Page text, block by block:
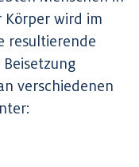
Körper wird im
resultierende
verschiedenen